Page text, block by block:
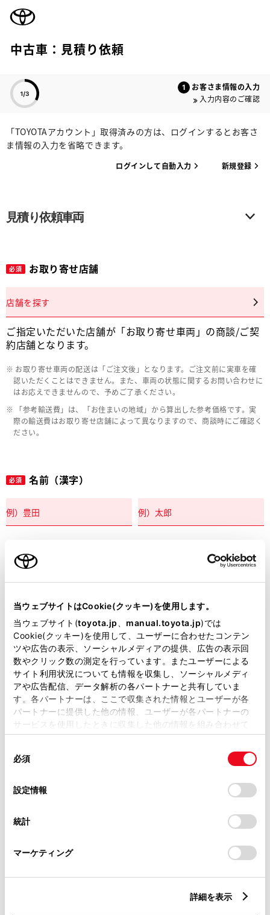
当ウェブサイトはCookie(クッキー)を使用します。
当ウェブサイト(toyota.jp manual.toyota.jp)では
Cookie(クッキー)を使用して、ユーザーに合わせたコンテン
ツや広告の表示、ソーシャルメディアの提供、広告の表示回
数やクリック数の測定を行っています。またユーザーによる
サイト利用状況についても情報を収集し、ソーシャルメディ
アや広告配信、データ解析の各パートナーと共有していま
す。各パートナーは、ここで収集された情報とユーザーが各
パートナーに提供した他の情報、ユーザーが各パートナーの
サービスを使用したときに収集した他の情報を組み合わせて
使用することがあります。当ウェブサイトの使用を続行する
デバイスにすべてのCookie(クッキー)が保存されることに同
意したことになります。Cookie(クッキー)のオプトアウト、
設定の変更、同意を撤回したりするにあたっては、当社の
「Cookie（クッキー）情報の取り扱いについて
」をご覧くだ
必須
設定情報
統計
マーケティング
詳細を表示
中古車：見積り依頼
お客さま情報の入力
入力内容のご確認
「TOYOTAアカウント」取得済みの方は、ログインするとお客さ
ま情報の入力を省略できます。
ログインして自動入力 新規登録
見積り依頼車両
必須 お取り寄せ店舗
店舗を探す
ご指定いただいた店舗が「お取り寄せ車両」の商談/ご契
約店舗となります。
お取り寄せ車両の配送は「ご注文後」となります。ご注文前に実車を確
認いただくことはできません。また、車両の状態に関するお問い合わせに
はお応えできませんので、予めご了承ください。
「参考輸送費」は、「お住まいの地域」から算出した参考価格です。実
際の輸送費はお取り寄せ店舗によって異なりますので、商談時にご確認く
ださい。
必須 名前（漢字）
必須 名前（カナ）
必須 郵便番号
住所自動入力
必須 都道府県
必須 市区町村名
丁目番地